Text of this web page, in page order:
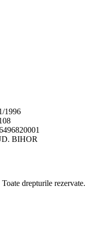
1996
BIHOR
drepturile rezervate.